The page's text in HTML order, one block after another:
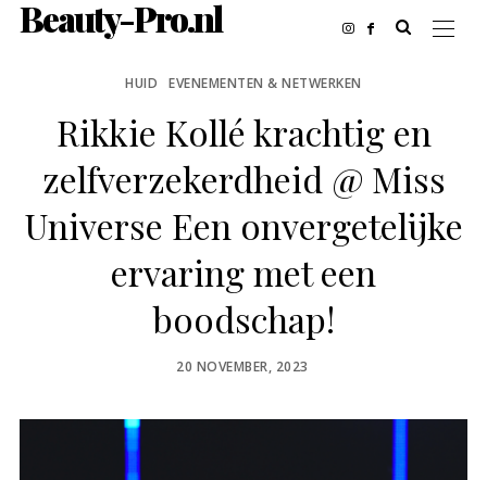
Beauty-Pro.nl
HUID EVENEMENTEN & NETWERKEN
Rikkie Kollé krachtig en
zelfverzekerdheid @ Miss
Universe Een onvergetelijke
ervaring met een
boodschap!
POSTED
20 NOVEMBER, 2023